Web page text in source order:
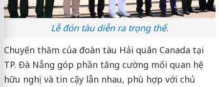
Lễ đón tàu diễn ra trọng thể.
Chuyến thăm của đoàn tàu Hải quân Canada tại
TP. Đà Nẵng góp phần tăng cường mối quan hệ
hữu nghị và tin cậy lẫn nhau, phù hợp với chủ